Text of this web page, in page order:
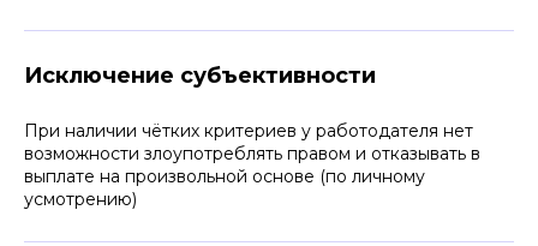
Исключение субъективности
При наличии чётких критериев у работодателя нет
возможности злоупотреблять правом и отказывать в
выплате на произвольной основе (по личному
усмотрению)
Специалисты юрфирмы Афонин, Божор и
премирования с использованием
«фантомных» опционов, что позволило
обеспечить стабильность
корпоративного управления